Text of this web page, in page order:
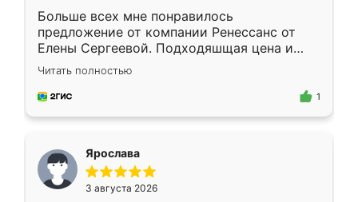
Больше всех мне понравилось
предложение от компании Ренессанс от
Елены Сергеевой. Подходяшщая цена и
короткие сроки изготовления. Приехавший
для замера сотрудник Владислав
предложил по моему эскизу самый
Читать полностью
1
Ярослава
3 августа 2026